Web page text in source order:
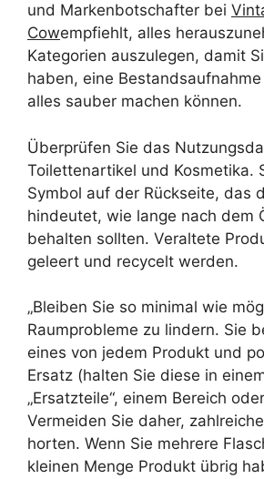
und Markenbotschafter bei
Cowempfiehlt, alles
Kategorien auszulegen, damit
haben, eine
alles sauber machen können.
Überprüfen Sie das
Toilettenartikel und Kosmetika.
Symbol auf der Rückseite, das
hindeutet, wie lange nach dem
behalten sollten. Veraltete
geleert und recycelt werden.
„Bleiben Sie so minimal wie
Raumprobleme zu lindern. Sie
eines von jedem Produkt und
Ersatz (halten Sie diese in
„Ersatzteile“, einem Bereich
Vermeiden Sie daher,
horten. Wenn Sie mehrere
kleinen Menge Produkt übrig